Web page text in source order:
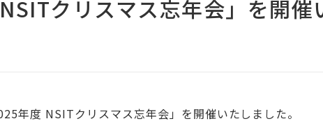
クリスマス忘年会」を開催
年度 NSITクリスマス忘年会」を開催いたしました。